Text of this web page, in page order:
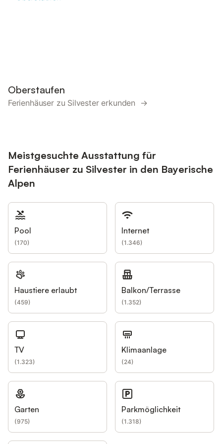
Oberstaufen
Ferienhäuser zu Silvester erkunden →
Meistgesuchte Ausstattung für
Ferienhäuser zu Silvester in den Bayerische
Alpen
Pool
(170)
Internet
(1.346)
Haustiere erlaubt
(459)
Balkon/Terrasse
(1.352)
TV
(1.323)
Klimaanlage
(24)
Garten
(975)
Parkmöglichkeit
(1.318)